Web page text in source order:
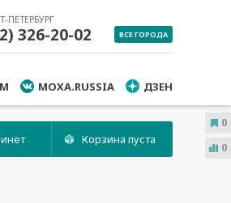
ПЕТЕРБУРГ
326-20-02 ВСЕ ГОРОДА
MOXA.RUSSIA ДЗЕН
Корзина пуста
0
0